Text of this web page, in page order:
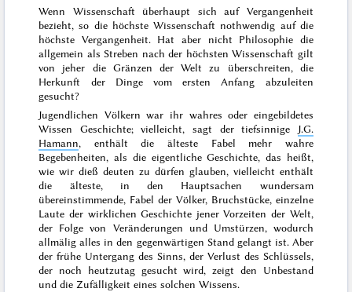
Wenn Wissenschaft überhaupt sich auf Vergangenheit
bezieht, so die höchste Wissenschaft nothwendig auf die
höchste Vergangenheit. Hat aber nicht Philosophie die
allgemein als Streben nach der höchsten Wissenschaft gilt
von jeher die Gränzen der Welt zu überschreiten, die
Herkunft der Dinge vom ersten Anfang abzuleiten
gesucht?
Jugendlichen Völkern war ihr wahres oder eingebildetes
Wissen Geschichte;vielleicht, sagt der tiefsinnige J.G.
Hamann, enthält die älteste Fabel mehr wahre
Begebenheiten, als die eigentliche Geschichte, das heißt,
wie wir dieß deuten zu dürfen glauben, vielleicht enthält
die älteste, in den Hauptsachen wundersam
übereinstimmende, Fabel der Völker, Bruchstücke, einzelne
Laute der wirklichen Geschichte jener Vorzeiten der Welt,
der Folge von Veränderungen und Umstürzen, wodurch
allmälig alles in den gegenwärtigen Stand gelangt ist. Aber
der frühe Untergang des Sinns, der Verlust des Schlüssels,
der noch heutzutag gesucht wird, zeigt den Unbestand
und die Zufälligkeit eines solchen Wissens.